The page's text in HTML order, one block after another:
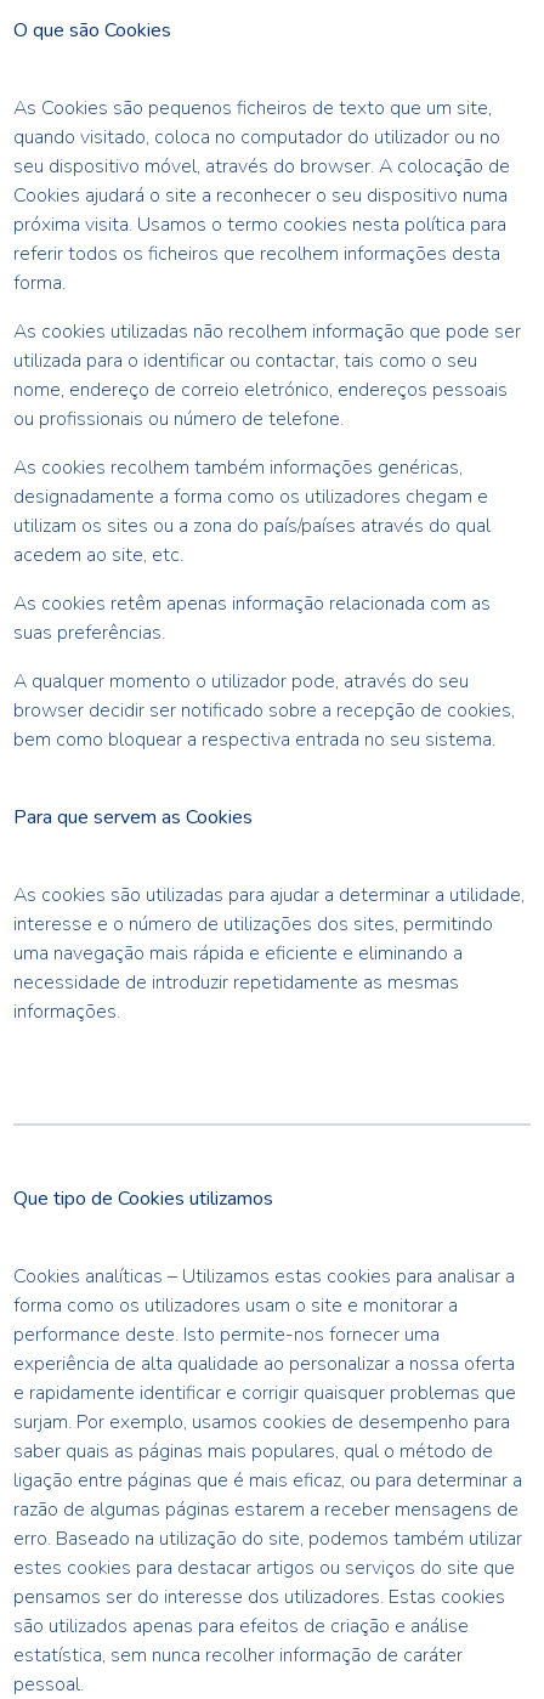
O que são Cookies
As Cookies são pequenos ficheiros de texto que um site,
quando visitado, coloca no computador do utilizador ou no
seu dispositivo móvel, através do browser. A colocação de
Cookies ajudará o site a reconhecer o seu dispositivo numa
próxima visita. Usamos o termo cookies nesta política para
referir todos os ficheiros que recolhem informações desta
forma.
As cookies utilizadas não recolhem informação que pode ser
utilizada para o identificar ou contactar, tais como o seu
nome, endereço de correio eletrónico, endereços pessoais
ou profissionais ou número de telefone.
As cookies recolhem também informações genéricas,
designadamente a forma como os utilizadores chegam e
utilizam os sites ou a zona do país/países através do qual
acedem ao site, etc.
As cookies retêm apenas informação relacionada com as
suas preferências.
A qualquer momento o utilizador pode, através do seu
browser decidir ser notificado sobre a recepção de cookies,
bem como bloquear a respectiva entrada no seu sistema.
Para que servem as Cookies
As cookies são utilizadas para ajudar a determinar a utilidade,
interesse e o número de utilizações dos sites, permitindo
uma navegação mais rápida e eficiente e eliminando a
necessidade de introduzir repetidamente as mesmas
informações.
Que tipo de Cookies utilizamos
Cookies analíticas – Utilizamos estas cookies para analisar a
forma como os utilizadores usam o site e monitorar a
performance deste. Isto permite-nos fornecer uma
experiência de alta qualidade ao personalizar a nossa oferta
e rapidamente identificar e corrigir quaisquer problemas que
surjam. Por exemplo, usamos cookies de desempenho para
saber quais as páginas mais populares, qual o método de
ligação entre páginas que é mais eficaz, ou para determinar a
razão de algumas páginas estarem a receber mensagens de
erro. Baseado na utilização do site, podemos também utilizar
estes cookies para destacar artigos ou serviços do site que
pensamos ser do interesse dos utilizadores. Estas cookies
são utilizados apenas para efeitos de criação e análise
estatística, sem nunca recolher informação de caráter
pessoal.